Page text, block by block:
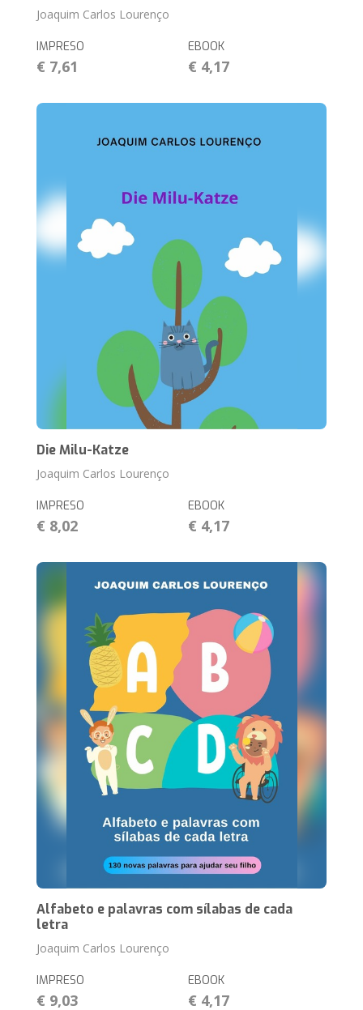
Joaquim Carlos Lourenço
IMPRESO
€ 7,61
EBOOK
€ 4,17
Die Milu-Katze
Joaquim Carlos Lourenço
IMPRESO
€ 8,02
EBOOK
€ 4,17
Alfabeto e palavras com sílabas de cada
letra
Joaquim Carlos Lourenço
IMPRESO
€ 9,03
EBOOK
€ 4,17